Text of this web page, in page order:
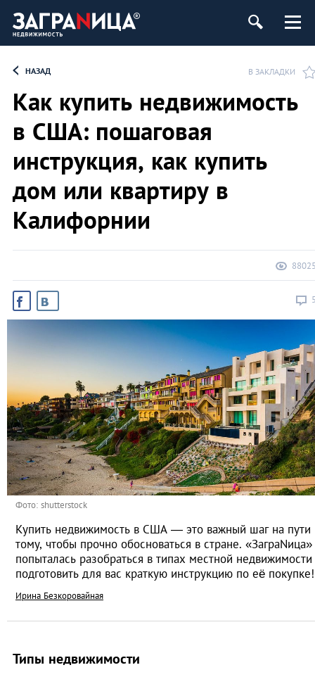
НАЗАД В ЗАКЛАДКИ
Как купить недвижимость
в США: пошаговая
инструкция, как купить
дом или квартиру в
Калифорнии
Фото: shutterstock
Купить недвижимость в США — это важный шаг на пути
тому, чтобы прочно обосноваться в стране. «ЗаграNица»
попыталась разобраться в типах местной
подготовить для вас краткую инструкцию по её покупке!
Ирина Безкоровайная
Типы недвижимости